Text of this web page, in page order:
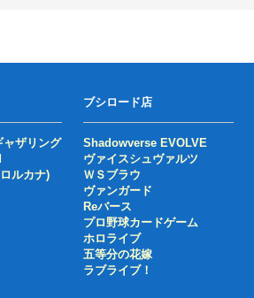
ャザリング
ルカナ)
ブシロード店
Shadowverse EVOLVE
ヴァイスシュヴァルツ
ＷＳブラウ
ヴァンガード
Reバース
プロ野球カードゲーム
ホロライブ
五等分の花嫁
ラブライブ！